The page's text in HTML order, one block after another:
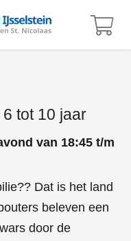
tot 10 jaar
van 18:45 t/m
Dat is het land
beleven een
door de